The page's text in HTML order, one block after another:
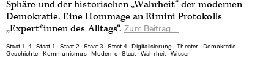
Sphäre und der historischen „Wahrheit“ der modernen
Demokratie. Eine Hommage an Rimini Protokolls
„Expert*innen des Alltags“.Zum Beitrag...
Staat 1-4∙Staat 1∙Staat 2∙Staat 3 ∙Staat 4∙ Digitalisierung ∙ Theater ∙ Demokratie ∙
Geschichte ∙ Kommunismus∙ Moderne∙Staat ∙Wahrheit ∙Wissen